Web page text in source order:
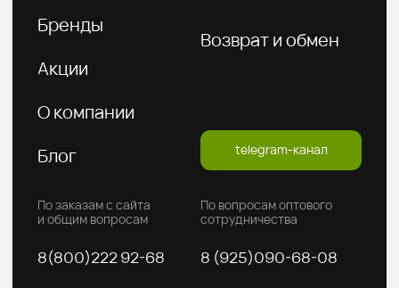
Подписаться на рассылку
Политика конфиденциальности